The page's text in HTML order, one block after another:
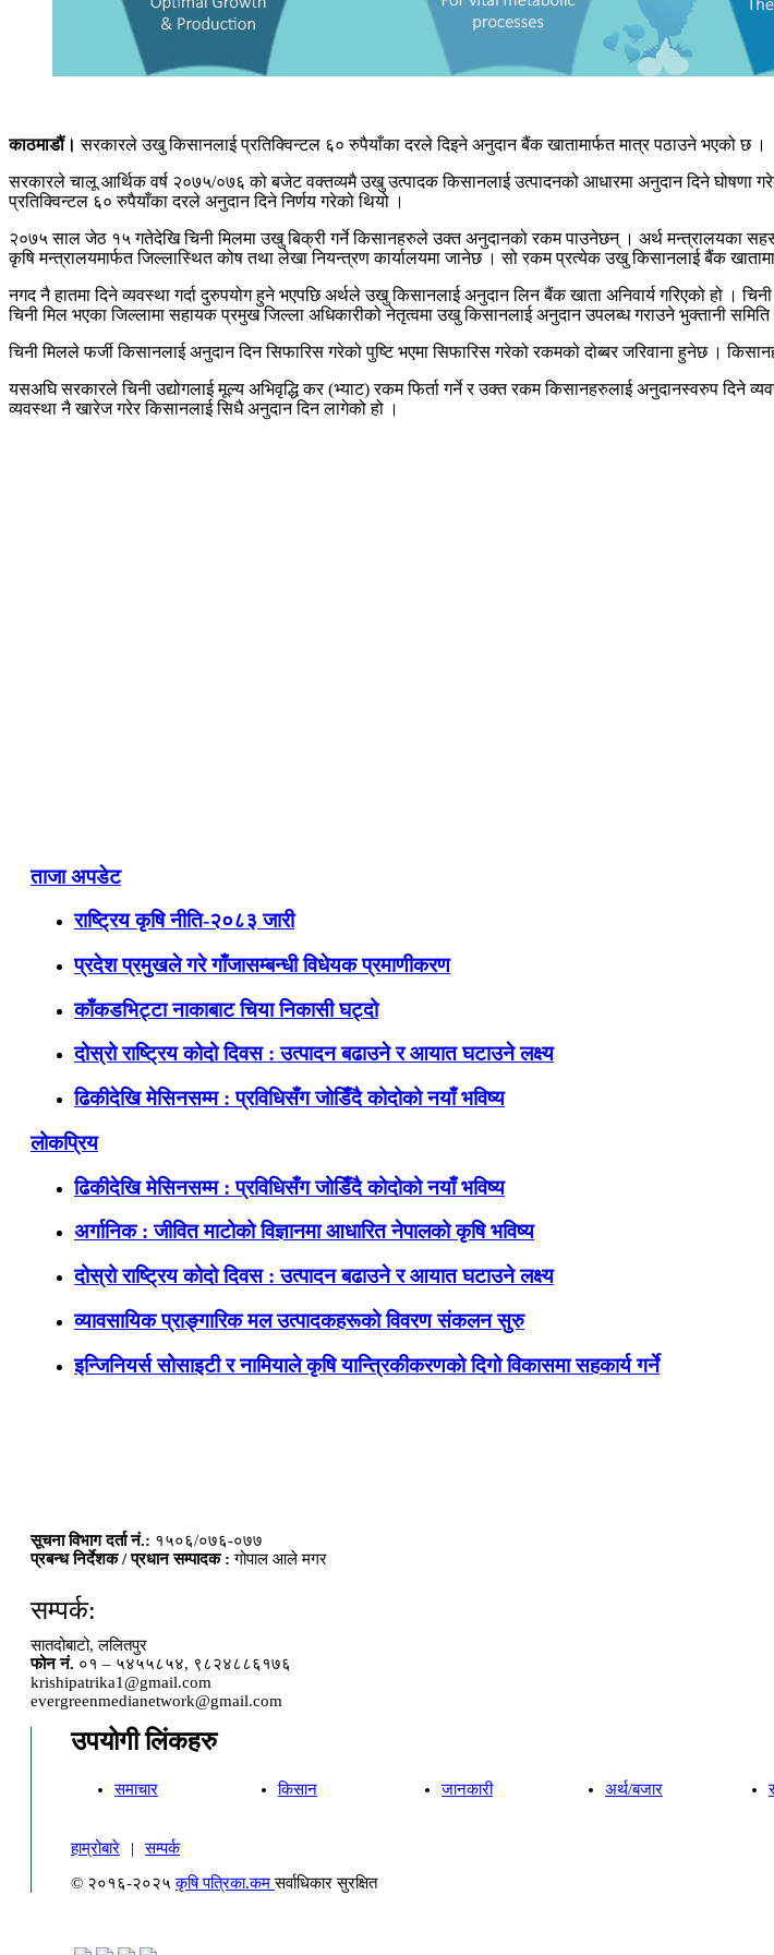
काठमाडौं।सरकारले उखु किसानलाई प्रतिक्विन्टल ६० रुपैयाँका दरले दिइने अनुदान बैंक खातामार्फत मात्र पठाउने भएको छ ।
सरकारले चालू आर्थिक वर्ष २०७५/०७६ को बजेट वक्तव्यमै उखु उत्पादक किसानलाई उत्पादनको आधारमा अनुदान दिने घोषणा
प्रतिक्विन्टल ६० रुपैयाँका दरले अनुदान दिने निर्णय गरेको थियो ।
२०७५ साल जेठ १५ गतेदेखि चिनी मिलमा उखु बिक्री गर्ने किसानहरुले उक्त अनुदानको रकम पाउनेछन् । अर्थ मन्त्रालयका
कृषि मन्त्रालयमार्फत जिल्लास्थित कोष तथा लेखा नियन्त्रण कार्यालयमा जानेछ । सो रकम प्रत्येक उखु किसानलाई बैंक
नगद नै हातमा दिने व्यवस्था गर्दा दुरुपयोग हुने भएपछि अर्थले उखु किसानलाई अनुदान लिन बैंक खाता अनिवार्य गरिएको हो ।
चिनी मिल भएका जिल्लामा सहायक प्रमुख जिल्ला अधिकारीको नेतृत्वमा उखु किसानलाई अनुदान उपलब्ध गराउने भुक्तानी
चिनी मिलले फर्जी किसानलाई अनुदान दिन सिफारिस गरेको पुष्टि भएमा सिफारिस गरेको रकमको दोब्बर जरिवाना हुनेछ ।
यसअघि सरकारले चिनी उद्योगलाई मूल्य अभिवृद्धि कर (भ्याट) रकम फिर्ता गर्ने र उक्त रकम किसानहरुलाई अनुदानस्वरुप दिने
व्यवस्था नै खारेज गरेर किसानलाई सिधै अनुदान दिन लागेको हो ।
ताजा अपडेट
राष्ट्रिय कृषि नीति-२०८३ जारी
प्रदेश प्रमुखले गरे गाँजासम्बन्धी विधेयक प्रमाणीकरण
काँकडभिट्टा नाकाबाट चिया निकासी घट्दो
दोस्रो राष्ट्रिय कोदो दिवस : उत्पादन बढाउने र आयात घटाउने लक्ष्य
ढिकीदेखि मेसिनसम्म : प्रविधिसँग जोडिँदै कोदोको नयाँ भविष्य
लोकप्रिय
ढिकीदेखि मेसिनसम्म : प्रविधिसँग जोडिँदै कोदोको नयाँ भविष्य
अर्गानिक : जीवित माटोको विज्ञानमा आधारित नेपालको कृषि भविष्य
दोस्रो राष्ट्रिय कोदो दिवस : उत्पादन बढाउने र आयात घटाउने लक्ष्य
व्यावसायिक प्राङ्गारिक मल उत्पादकहरूको विवरण संकलन सुरु
इन्जिनियर्स सोसाइटी र नामियाले कृषि यान्त्रिकीकरणको दिगो विकासमा सहकार्य गर्ने
सूचना विभाग दर्ता नं.: १५०६/०७६-०७७
प्रबन्ध निर्देशक / प्रधान सम्पादक : गोपाल आले मगर
सम्पर्क:
सातदोबाटो, ललितपुर
फोन नं. ०१ – ५४५५८५४, ९८२४८८६१७६
krishipatrika1@gmail.com
evergreenmedianetwork@gmail.com
उपयोगी लिंकहरु
समाचार किसान जानकारी अर्थ/बजार
हाम्रोबारे |
सम्पर्क
© २०१६-२०२५कृषि पत्रिका.कमसर्वाधिकार सुरक्षित